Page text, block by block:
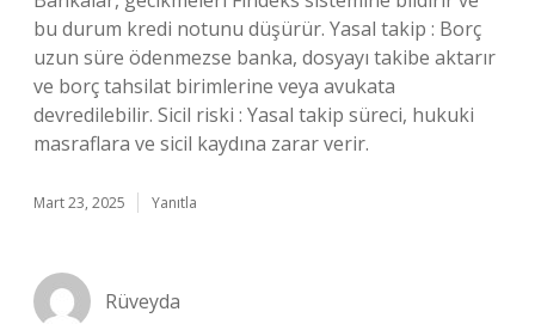
bu durum kredi notunu düşürür. Yasal takip : Borç
uzun süre ödenmezse banka, dosyayı takibe aktarır
ve borç tahsilat birimlerine veya avukata
devredilebilir. Sicil riski : Yasal takip süreci, hukuki
masraflara ve sicil kaydına zarar verir.
Mart 23, 2025 Yanıtla
Rüveyda